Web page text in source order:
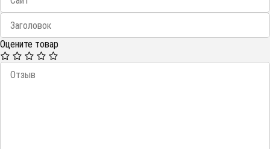
Оцените товар